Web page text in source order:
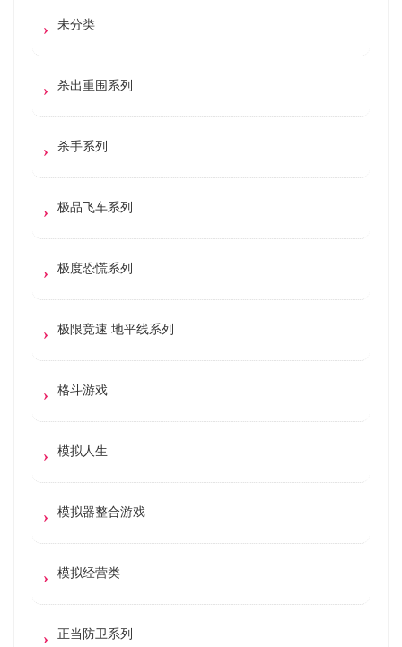
未分类
杀出重围系列
杀手系列
极品飞车系列
极度恐慌系列
极限竞速 地平线系列
格斗游戏
模拟人生
模拟器整合游戏
模拟经营类
正当防卫系列